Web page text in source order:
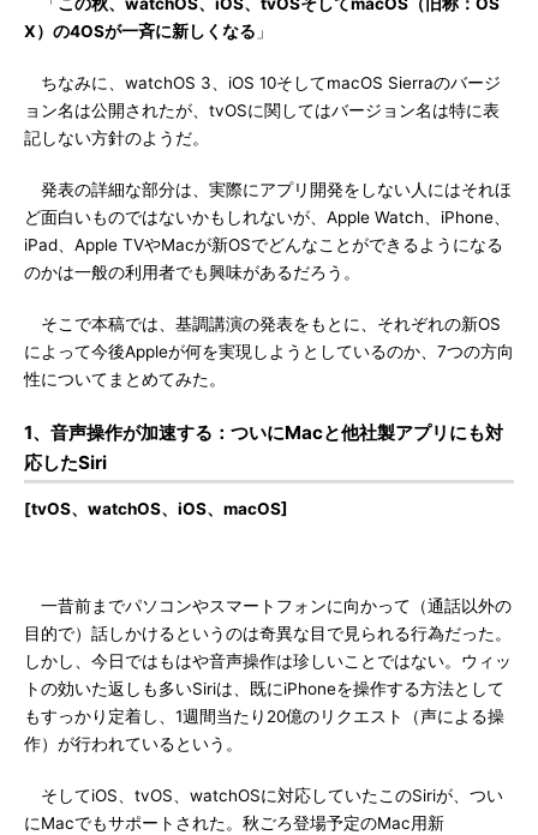
X）の4OSが一斉に新しくなる 」
ちなみに、watchOS 3、iOS 10そしてmacOS Sierraのバージ
ョン名は公開されたが、tvOSに関してはバージョン名は特に表
記しない方針のようだ。
発表の詳細な部分は、実際にアプリ開発をしない人にはそれほ
ど面白いものではないかもしれないが、Apple Watch、iPhone、
iPad、Apple TVやMacが新OSでどんなことができるようになる
のかは一般の利用者でも興味があるだろう。
そこで本稿では、基調講演の発表をもとに、それぞれの新OS
によって今後Appleが何を実現しようとしているのか、7つの方向
性についてまとめてみた。
1、音声操作が加速する：ついにMacと他社製アプリにも対
応したSiri
[tvOS、watchOS、iOS、macOS]
一昔前までパソコンやスマートフォンに向かって（通話以外の
目的で）話しかけるというのは奇異な目で見られる行為だった。
しかし、今日ではもはや音声操作は珍しいことではない。ウィッ
トの効いた返しも多いSiriは、既にiPhoneを操作する方法として
もすっかり定着し、1週間当たり20億のリクエスト（声による操
作）が行われているという。
そしてiOS、tvOS、watchOSに対応していたこのSiriが、つい
にMacでもサポートされた。秋ごろ登場予定のMac用新